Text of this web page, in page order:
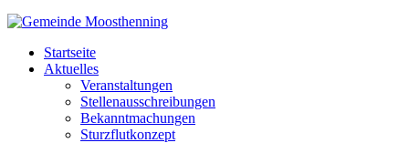
Startseite
Aktuelles
Veranstaltungen
Stellenausschreibungen
Bekanntmachungen
Sturzflutkonzept